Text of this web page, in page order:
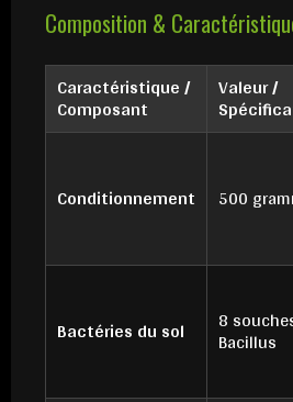
Composition &
Caractéristique /
Composant
Valeur /
Conditionnement 500
Bactéries du sol 8
Bacillus